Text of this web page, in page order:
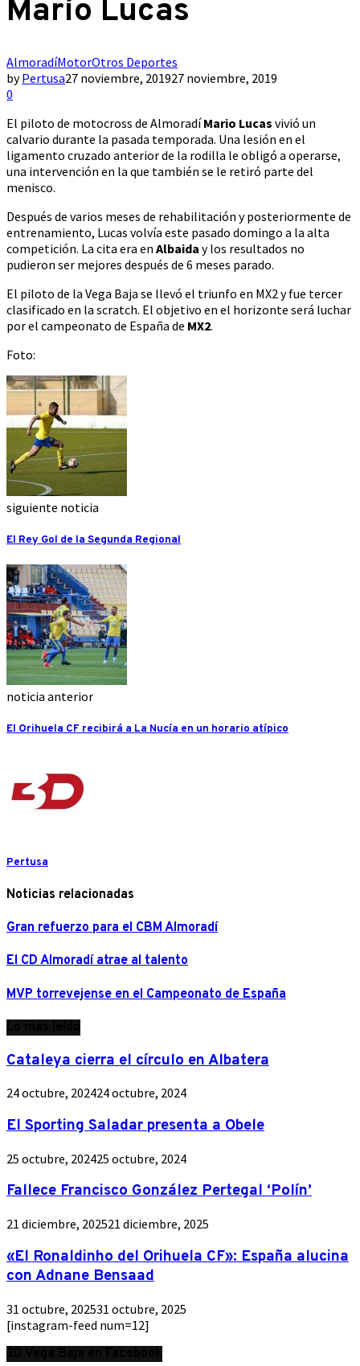
Mario Lucas
AlmoradíMotorOtros Deportes
byPertusa27 noviembre, 201927 noviembre, 2019
0
El piloto de motocross de AlmoradíMario Lucas vivió un
calvario durante la pasada temporada. Una lesión en el
ligamento cruzado anterior de la rodilla le obligó a operarse,
una intervención en la que también se le retiró parte del
menisco.
Después de varios meses de rehabilitación y posteriormente de
entrenamiento, Lucas volvía este pasado domingo a la alta
competición. La cita era en Albaida y los resultados no
pudieron ser mejores después de 6 meses parado.
El piloto de la Vega Baja se llevó el triunfo en MX2 y fue tercer
clasificado en la scratch. El objetivo en el horizonte será luchar
por el campeonato de España de MX2.
Foto:
siguiente noticia
El Rey Gol de la Segunda Regional
noticia anterior
El Orihuela CF recibirá a La Nucía en un horario atípico
Pertusa
Noticias relacionadas
Gran refuerzo para el CBM Almoradí
El CD Almoradí atrae al talento
MVP torrevejense en el Campeonato de España
Cataleya cierra el círculo en Albatera
24 octubre, 202424 octubre, 2024
El Sporting Saladar presenta a Obele
25 octubre, 202425 octubre, 2024
Fallece Francisco González Pertegal ‘Polín’
21 diciembre, 202521 diciembre, 2025
«El Ronaldinho del Orihuela CF»: España alucina
con Adnane Bensaad
31 octubre, 202531 octubre, 2025
[instagram-feed num=12]